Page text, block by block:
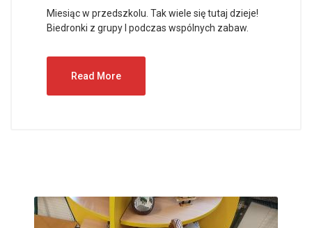
Miesiąc w przedszkolu. Tak wiele się tutaj dzieje!
Biedronki z grupy I podczas wspólnych zabaw.
Read More